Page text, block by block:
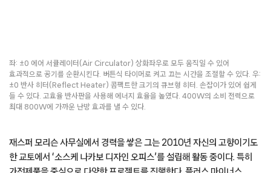
좌: ±0 에어 서큘레이터(Air Circulator) 상화좌우로 모두 움직일 수 있어
효과적으로 공기를 순환시킨다. 버튼식 타이머로 켜고 끄는 시간을 조절할 수 있다. 우:
±0 반사 히터(Reflect Heater) 콤팩트한 크기의 큐브형 히터. 손잡이가 있어 쉽게
들 수 있다. 고효율 반사판을 사용해 에너지 효율을 높였다. 400W의 소비 전력으로
최대 800W에 가까운 난방 효과를 낼 수 있다.
재스퍼 모리슨 사무실에서 경력을 쌓은 그는 2010년 자신의 고향이기도
한 교토에서 ‘소스케 나카보 디자인 오피스’를 설립해 활동 중이다. 특히